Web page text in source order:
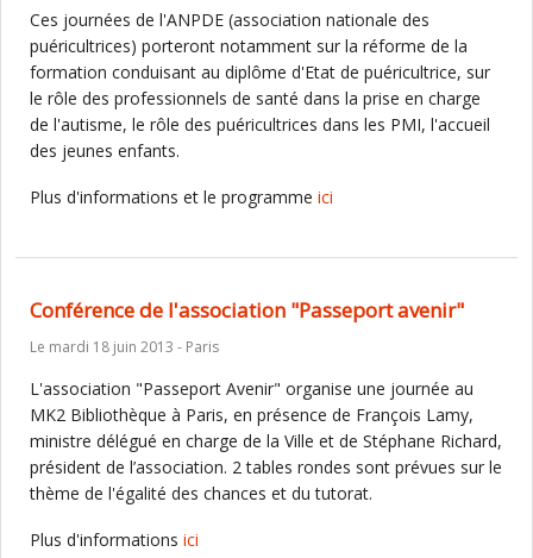
Ces journées de l'ANPDE (association nationale des
puéricultrices) porteront notamment sur la réforme de la
formation conduisant au diplôme d'Etat de puéricultrice, sur
le rôle des professionnels de santé dans la prise en charge
de l'autisme, le rôle des puéricultrices dans les PMI, l'accueil
des jeunes enfants.
Plus d'informations et le programme ici
Conférence de l'association "Passeport avenir"
Le mardi 18 juin 2013 - Paris
L'association "Passeport Avenir" organise une journée au
MK2 Bibliothèque à Paris, en présence de François Lamy,
ministre délégué en charge de la Ville et de Stéphane Richard,
président de l’association. 2 tables rondes sont prévues sur le
thème de l'égalité des chances et du tutorat.
Plus d'informations ici